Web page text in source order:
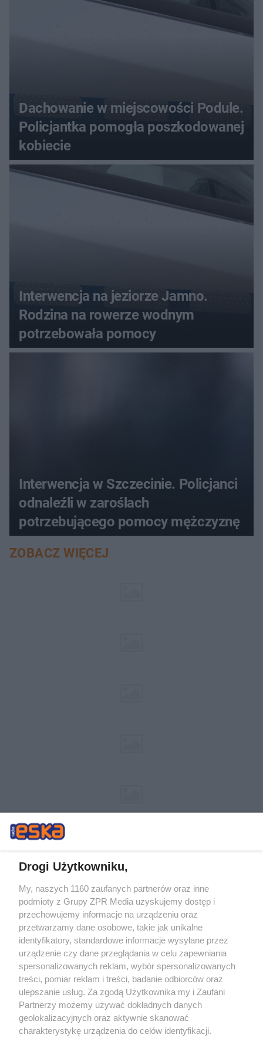
Dachowanie w miejscowości Podule.
Policjantka pomogła poszkodowanej
kobiecie
Interwencja na jeziorze Jamno.
Rodzina na rowerze wodnym
potrzebowała pomocy
Interwencja w Szczecinie. Policjanci
odnaleźli w zaroślach
potrzebującego pomocy mężczyznę
ZOBACZ WIĘCEJ
Żaden utwór zamieszczony w serwisie nie może być powielany i
rozpowszechniany lub dalej rozpowszechniany w jakikolwiek sposób (w
tym także elektroniczny lub mechaniczny) na jakimkolwiek polu
eksploatacji w jakiejkolwiek formie, włącznie z umieszczaniem w
Internecie bez pisemnej zgody właściciela praw. Jakiekolwiek użycie lub
wykorzystanie utworów w całości lub w części z naruszeniem prawa,
tzn. bez właściwej zgody, jest zabronione pod groźbą kary i może być
ścigane prawnie.
Drogi Użytkowniku,
My, naszych 1160 zaufanych partnerów oraz inne
podmioty z Grupy ZPR Media uzyskujemy dostęp i
przechowujemy informacje na urządzeniu oraz
przetwarzamy dane osobowe, takie jak unikalne
identyfikatory, standardowe informacje wysyłane przez
urządzenie czy dane przeglądania w celu zapewniania
spersonalizowanych reklam, wybór spersonalizowanych
treści, pomiar reklam i treści, badanie odbiorców oraz
ulepszanie usług. Za zgodą Użytkownika my i Zaufani
Partnerzy możemy używać dokładnych danych
geolokalizacyjnych oraz aktywnie skanować
charakterystykę urządzenia do celów identyfikacji.